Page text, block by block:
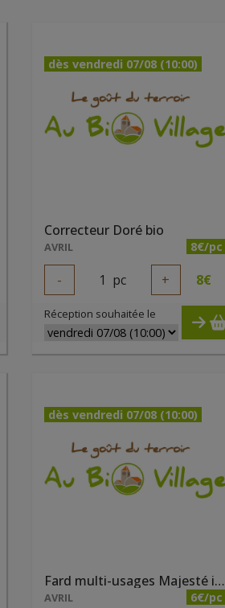
dès vendredi 07/08 (10:00)
Correcteur Doré bio
AVRIL 8€/pc
- 1 pc + 8€
Réception souhaitée le
dès vendredi 07/08 (10:00)
Fard multi-usages Majesté irisé bio
AVRIL 6€/pc